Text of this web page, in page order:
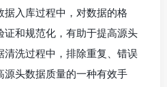
入库过程中，对数据的格
和规范化，有助于提高源头
洗过程中，排除重复、错误
头数据质量的一种有效手